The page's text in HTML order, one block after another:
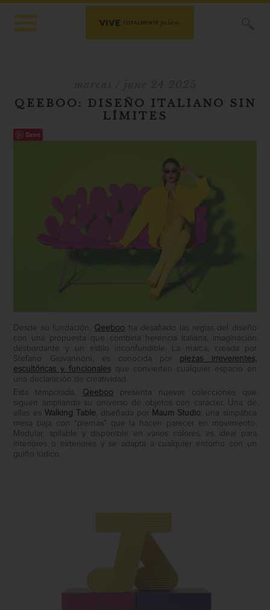
QEEBOO: DISEÑO ITALIANO SIN
LÍMITES
Save
Desde su fundación, Qeeboo ha desafiado las reglas del diseño
con una propuesta que combina herencia italiana, imaginación
desbordante y un estilo inconfundible. La marca, creada por
Stefano Giovannoni, es conocida por piezas irreverentes,
escultóricas y funcionalesque convierten cualquier espacio en
una declaración de creatividad.
Esta temporada, Qeeboo presenta nuevas colecciones que
siguen ampliando su universo de objetos con carácter. Una de
ellas es Walking Table, diseñada por Maum Studio: una simpática
mesa baja con “piernas” que la hacen parecer en movimiento.
Modular, apilable y disponible en varios colores, es ideal para
interiores o exteriores y se adapta a cualquier entorno con un
guiño lúdico.